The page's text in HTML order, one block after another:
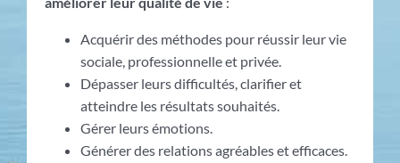
Acquérir des méthodes pour réussir leur vie
sociale, professionnelle et privée.
Dépasser leurs difficultés, clarifier et
atteindre les résultats souhaités.
Gérer leurs émotions.
Générer des relations agréables et efficaces.